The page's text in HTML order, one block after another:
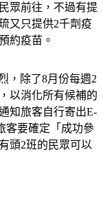
眾前往，不過有提
又只提供2千劑疫
約疫苗。
，除了8月份每週2
以消化所有候補的
知旅客自行寄出E-
客要確定「成功參
頭2班的民眾可以